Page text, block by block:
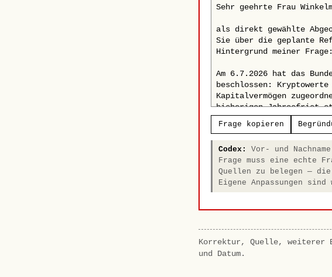
Frage kopieren
Codex:
Vor- und
Frage muss eine echte
Quellen zu belegen —
Eigene Anpassungen sind
Korrektur, Quelle, weiterer
und Datum.